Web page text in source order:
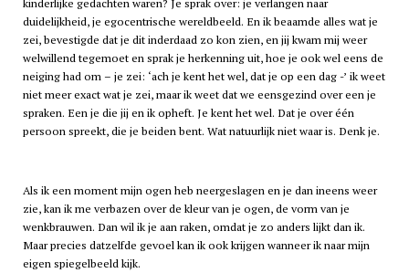
kinderlijke gedachten waren? Je sprak over: je verlangen naar
duidelijkheid, je egocentrische wereldbeeld. En ik beaamde alles wat je
zei, bevestigde dat je dit inderdaad zo kon zien, en jij kwam mij weer
welwillend tegemoet en sprak je herkenning uit, hoe je ook wel eens de
neiging had om – je zei: ‘ach je kent het wel, dat je op een dag -’ ik weet
niet meer exact wat je zei, maar ik weet dat we eensgezind over eenje
spraken. Eenje die jij en ik opheft. Je kent het wel. Dat je over één
persoon spreekt, die je beiden bent. Wat natuurlijk niet waar is. Denk je.
Als ik een moment mijn ogen heb neergeslagen en je dan ineens weer
zie, kan ik me verbazen over de kleur van je ogen, de vorm van je
wenkbrauwen. Dan wil ik je aan raken, omdat je zo anders lijkt dan ik.
Maar precies datzelfde gevoel kan ik ook krijgen wanneer ik naar mijn
eigen spiegelbeeld kijk.